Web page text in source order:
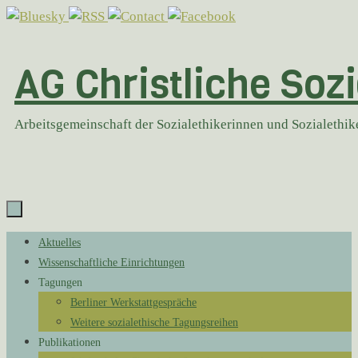
Zum
AG Christliche
Arbeitsgemeinschaft der Sozialethikerinnen und
Zum
Inhalt
springen
Aktuelles
Wissenschaftliche Einrichtungen
Tagungen
Berliner Werkstattgespräche
Weitere sozialethische Tagungsreihen
Publikationen